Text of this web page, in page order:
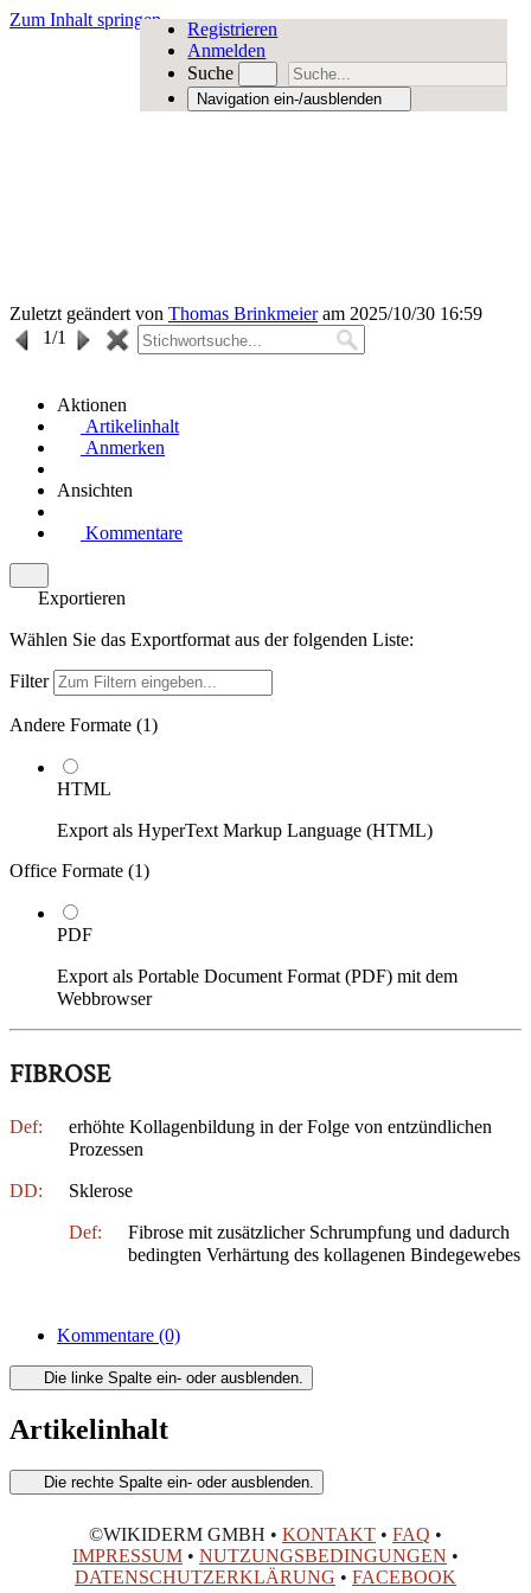
Zum Inhalt springen
Registrieren
Anmelden
Suche
Navigation ein-/ausblenden
Zuletzt geändert von Thomas Brinkmeieram 2025/10/30 16:59
1/1
Aktionen
Artikelinhalt
Anmerken
Ansichten
Kommentare
Exportieren
Wählen Sie das Exportformat aus der folgenden Liste:
Filter
Andere Formate (1)
HTML
Export als HyperText Markup Language (HTML)
Office Formate (1)
PDF
Export als Portable Document Format (PDF) mit dem
Webbrowser
FIBROSE
Def:
erhöhte Kollagenbildung in der Folge von entzündlichen
Prozessen
DD: Sklerose
Def:
Fibrose mit zusätzlicher Schrumpfung und dadurch
bedingten Verhärtung des kollagenen Bindegewebes
Kommentare (0)
Die linke Spalte ein- oder ausblenden.
Artikelinhalt
Die rechte Spalte ein- oder ausblenden.
©WIKIDERM GMBH • KONTAKT • FAQ •
IMPRESSUM • NUTZUNGSBEDINGUNGEN •
DATENSCHUTZERKLÄRUNG • FACEBOOK